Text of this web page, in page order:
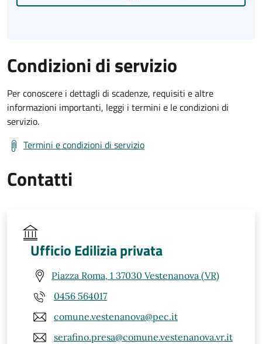
Condizioni di servizio
Per conoscere i dettagli di scadenze, requisiti e altre
informazioni importanti, leggi i termini e le condizioni di
servizio.
Termini e condizioni di servizio
Contatti
Ufficio Edilizia privata
Piazza Roma, 1 37030 Vestenanova (VR)
0456 564017
comune.vestenanova@pec.it
serafino.presa@comune.vestenanova.vr.it